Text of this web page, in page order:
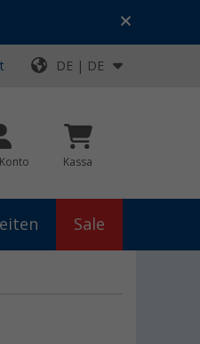
für dein Abenteuer!
DE | DE
Kassa
Sale